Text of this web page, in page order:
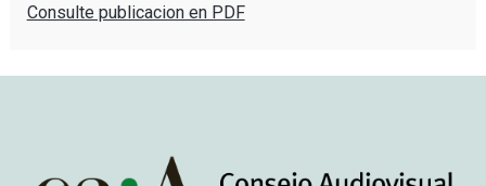
Consulte publicacion en PDF